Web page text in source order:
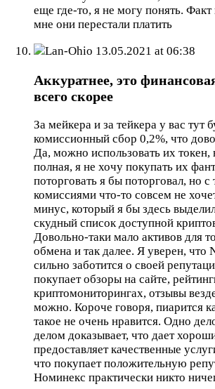
еще где-то, я не могу понять. Факт
мне они перестали платить
Lan-Ohio 13.05.2021 at 06:38
Аккуратнее, это
всего скорее
За мейкера и за тейкера у вас тут
комиссионный сбор 0,2%, что
Да, можно использовать их токен,
полная, я не хочу покупать их
поторговать я бы поторговал, но с
комиссиями что-то совсем не
минус, который я бы здесь
скудный список доступной
Довольно-таки мало активов для
обмена и так далее. Я уверен, что
сильно заботится о своей
покупает обзоры на сайте,
криптомониторингах, отзывы
можно. Короче говоря, пиарится
такое не очень нравится. Одно
делом доказывает, что дает
предоставляет качественные
что покупает положительную
Номинекс практически никто